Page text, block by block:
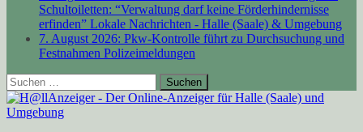
Schultoiletten: “Verwaltung darf keine Förderhindernisse
erfinden” Lokale Nachrichten - Halle (Saale) & Umgebung
7. August 2026: Pkw-Kontrolle führt zu Durchsuchung und
Festnahmen Polizeimeldungen
Suchen
nach: